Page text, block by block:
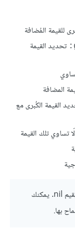
للقيمة المُضافة
تحديد القيمة
المضافة
القيمة الكُبرى مع
تساوي تلك القيمة
: الضبط الافتراضي للعددية لا يسمح بقيم nil. يمكنك
بها.